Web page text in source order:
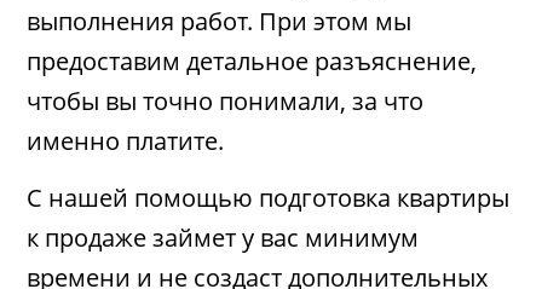
выполнения работ. При этом мы
предоставим детальное разъяснение,
чтобы вы точно понимали, за что
именно платите.
С нашей помощью подготовка квартиры
к продаже займет у вас минимум
времени и не создаст дополнительных